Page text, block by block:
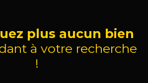
plus aucun bien
à votre recherche
!